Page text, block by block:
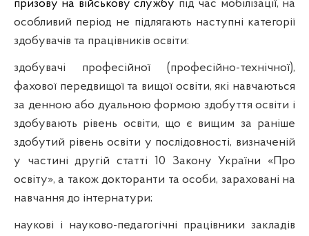
призову на військову службу під час мобілізації, на
особливий період не підлягають наступні категорії
здобувачів та працівників освіти:
здобувачі професійної (професійно-технічної),
фахової передвищої та вищої освіти, які навчаються
за денною або дуальною формою здобуття освіти і
здобувають рівень освіти, що є вищим за раніше
здобутий рівень освіти у послідовності, визначеній
у частині другій статті 10 Закону України «Про
освіту», а також докторанти та особи, зараховані на
навчання до інтернатури;
наукові і науково-педагогічні працівники закладів